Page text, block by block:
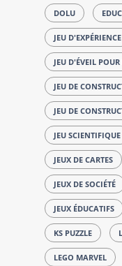
DOLU
JEU D'EXPÉRIENCE
JEU D'ÉVEIL POUR
JEU DE
JEU DE
JEU SCIENTIFIQUE
JEUX DE CARTES
JEUX DE SOCIÉTÉ
JEUX ÉDUCATIFS
KS PUZZLE
LEGO MARVEL